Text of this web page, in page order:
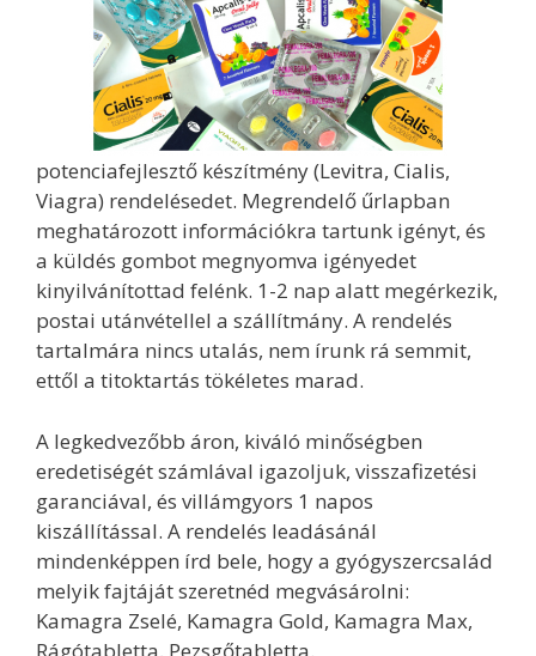
potenciafejlesztő készítmény (Levitra, Cialis,
Viagra) rendelésedet. Megrendelő űrlapban
meghatározott információkra tartunk igényt, és
a küldés gombot megnyomva igényedet
kinyilvánítottad felénk. 1-2 nap alatt megérkezik,
postai utánvétellel a szállítmány. A rendelés
tartalmára nincs utalás, nem írunk rá semmit,
ettől a titoktartás tökéletes marad.
A legkedvezőbb áron, kiváló minőségben
eredetiségét számlával igazoljuk, visszafizetési
garanciával, és villámgyors 1 napos
kiszállítással. A rendelés leadásánál
mindenképpen írd bele, hogy a gyógyszercsalád
melyik fajtáját szeretnéd megvásárolni:
Kamagra Zselé, Kamagra Gold, Kamagra Max,
Rágótabletta, Pezsgőtabletta.